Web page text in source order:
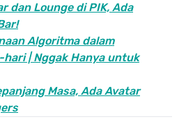
dan Lounge di PIK, Ada
Algoritma dalam
hari | Nggak Hanya untuk
Masa, Ada Avatar